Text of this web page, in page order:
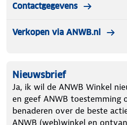
Contactgegevens
Verkopen via ANWB.nl
Nieuwsbrief
Ja, ik wil de ANWB Winkel
en geef ANWB toestemming
benaderen over de beste
ANWB (web)winkel en